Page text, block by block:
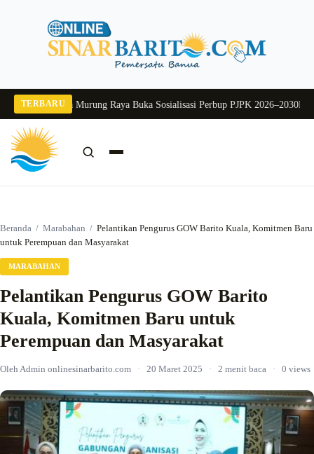
TERBARU
Pj Sekda Murung Raya Buka Sosialisasi Perbup PJPK 2026–2030Dukung
Beranda / Marabahan / Pelantikan Pengurus GOW Barito Kuala, Komitmen Baru
untuk Perempuan dan Masyarakat
MARABAHAN
Pelantikan Pengurus GOW Barito
Kuala, Komitmen Baru untuk
Perempuan dan Masyarakat
Oleh Admin onlinesinarbarito.com · 20 Maret 2025 · 2 menit baca · 0 views